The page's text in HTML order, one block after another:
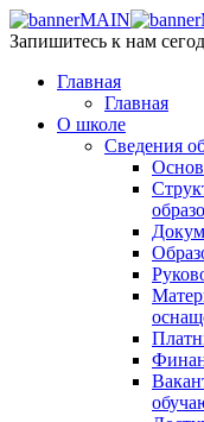
Запишитесь к нам
Главная
Главная
О школе
Сведения